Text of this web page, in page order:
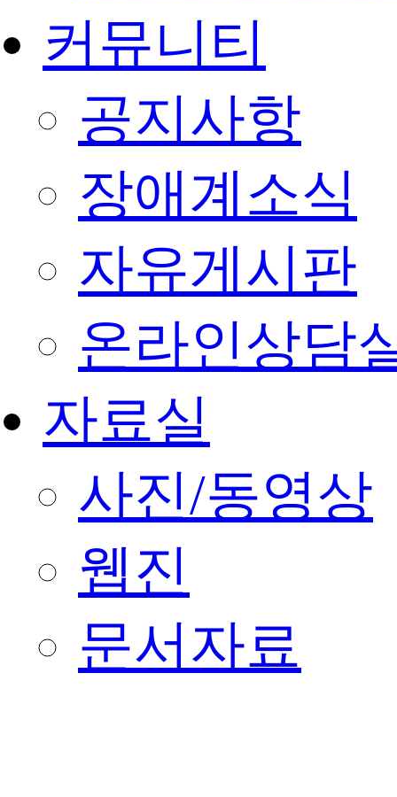
커뮤니티
공지사항
장애계소식
자유게시판
온라인상담
자료실
사진/동영상
웹진
문서자료